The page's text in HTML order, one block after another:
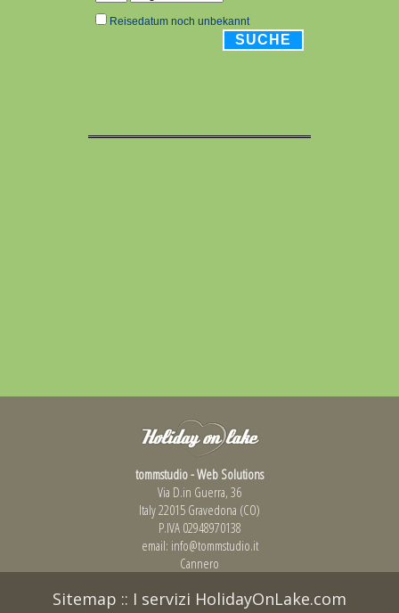
tommstudio - Web Solutions
Via D.in Guerra, 36
Italy 22015 Gravedona (CO)
P.IVA 02948970138
email: info@tommstudio.it
Cannero
Sitemap :: I servizi HolidayOnLake.com